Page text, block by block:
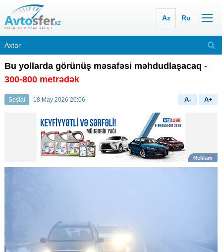
Az Ru
Bu yollarda görünüş məsafəsi məhdudlaşacaq -
300-800 metrədək
Sosial 18 May 2026 20:06 A- A+